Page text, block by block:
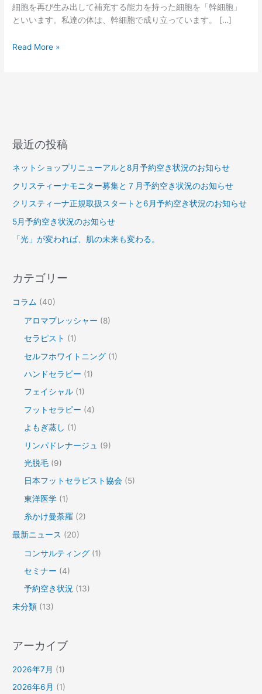
細胞を再び生み出して補充する能力を持った細胞を「幹細胞」
といいます。私達の体は、幹細胞で成り立っています。 […]
Read More »
最近の投稿
ネットショップリニューアルと8月予約空き状況のお知らせ
クリスティーナモニター募集と７月予約空き状況のお知らせ
クリスティーナ正規取扱スタートと6月予約空き状況のお知らせ
5月予約空き状況のお知らせ
「光」が変われば、肌の未来も変わる。
カテゴリー
コラム (40)
アロマプレッシャー (8)
セラピスト (1)
セルフホワイトニング (1)
ハンドセラピー (1)
フェイシャル (1)
フットセラピー (4)
よもぎ蒸し (1)
リンパドレナージュ (9)
光脱毛 (9)
日本フットセラピスト協会 (5)
東洋医学 (1)
糸かけ曼荼羅 (2)
最新ニュース (20)
コンサルティング (1)
セミナー (4)
予約空き状況 (13)
未分類 (13)
アーカイブ
2026年7月 (1)
2026年6月 (1)